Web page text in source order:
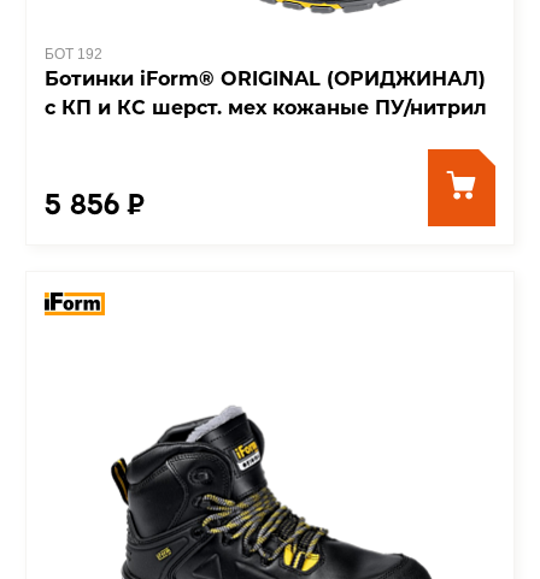
БОТ 192
Ботинки iForm® ORIGINAL (ОРИДЖИНАЛ)
с КП и КС шерст. мех кожаные ПУ/нитрил
5 856 ₽